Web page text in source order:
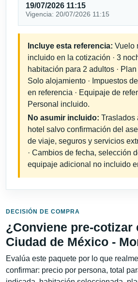
19/07/2026 11:15
Vigencia: 20/07/2026 11:15
Incluye esta referencia: Vuelo
incluido en la cotización · 3
habitación para 2 adultos ·
Solo alojamiento · Impuestos
en referencia · Equipaje de
Personal incluido.
No asumir incluido: Traslados
hotel salvo confirmación del
de viaje, seguros y servicios
· Cambios de fecha, selección
equipaje adicional no incluido
DECISIÓN DE COMPRA
¿Conviene pre-cotizar
Ciudad de México -
Evalúa este paquete por lo que
confirmar: precio por persona, total